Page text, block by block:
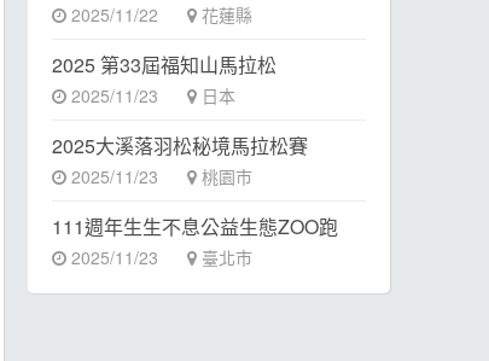
2025/11/22 花蓮縣
2025 第33屆福知山馬拉松
2025/11/23 日本
2025大溪落羽松秘境馬拉松賽
2025/11/23 桃園市
111週年生生不息公益生態ZOO跑
2025/11/23 臺北市